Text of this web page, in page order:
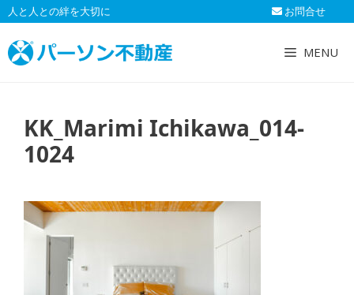
コ
ン
テ
ン
人と人との絆を大切に お問合せ
MENU
KK_Marimi Ichikawa_014-
1024